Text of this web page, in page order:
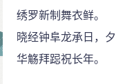
所做的是对的。”之
幼孜共赐“绳愆纠缪
当时籓司守令进
绣罗新制舞衣鲜。
晓经钟阜龙承日，
华觞拜跽祝长年。